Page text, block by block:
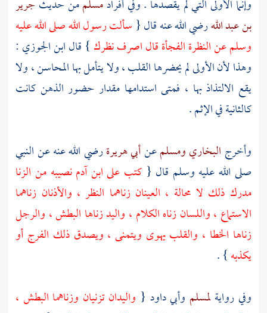
وإنما الأولى التي لم يقصدها . وفي أفرادمسلممن حديث جرير
بن عبد اللهرضي الله عنه قال { سألت رسول الله صلى الله عليه
وسلم عن النظرة الفجأة قال اصرف نظرك } قالابن الجوزي :
وهذا لأن الأولى لم يحضرها القلب ، ولا يتأمل بها المحاسن ، ولا
يقع الالتذاذ بها ، فمتى استدامها مقدار حضور الذهن كانت
كالثانية في الإثم .
وأخرج البخاريومسلمعنأبي هريرةرضي الله عنه عن النبي
صلى الله عليه وسلم قال { كتب على ابنآدمنصيبه من الزنا
مدرك ذلك لا محالة ، العينان زناهما النظر ، والأذنان زناهما
الاستماع ، واللسان زناه الكلام ، واليد زناها البطش ، والرجل
زناها الخطا ، والقلب يهوى ويتمنى ، ويصدق ذلك الفرج أو
يكذبه} .
وفي روايةلمسلم وأبي داود { واليدان تزنيان وزناهما البطش ،